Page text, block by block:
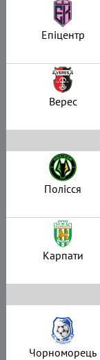
Епіцентр
Верес
Полісся
Карпати
Чорноморець